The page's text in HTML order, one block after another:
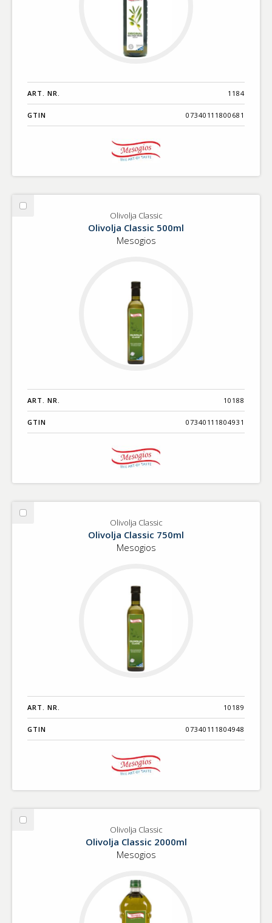
ART. NR. 1184
GTIN 07340111800681
Välj
Olivolja Classic
Olivolja Classic 500ml
Mesogios
ART. NR. 10188
GTIN 07340111804931
Välj
Olivolja Classic
Olivolja Classic 750ml
Mesogios
ART. NR. 10189
GTIN 07340111804948
Välj
Olivolja Classic
Olivolja Classic 2000ml
Mesogios